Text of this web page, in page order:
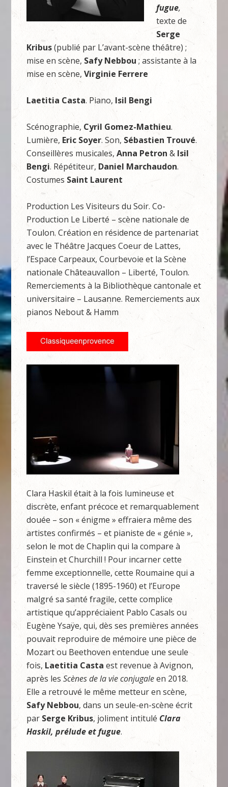
fugue,
texte de
Serge
Kribus(publié par L’avant-scène théâtre) ;
mise en scène, Safy Nebbou ; assistante à la
mise en scène,Virginie Ferrere
Laetitia Casta. Piano, Isil Bengi
Scénographie, Cyril Gomez-Mathieu.
Lumière, Eric Soyer. Son, Sébastien Trouvé.
Conseillères musicales,Anna Petron & Isil
Bengi. Répétiteur, Daniel Marchaudon.
Costumes Saint Laurent
Production Les Visiteurs du Soir. Co-
Production Le Liberté – scène nationale de
Toulon. Création en résidence de partenariat
avec le Théâtre Jacques Coeur de Lattes,
l’Espace Carpeaux, Courbevoie et la Scène
nationale Châteauvallon – Liberté, Toulon.
Remerciements à la Bibliothèque cantonale et
universitaire – Lausanne. Remerciements aux
pianos Nebout & Hamm
Clara Haskil était à la fois lumineuse et
discrète, enfant précoce et remarquablement
douée – son « énigme » effraiera même des
artistes confirmés – et pianiste de « génie »,
selon le mot de Chaplin qui la compare à
Einstein et Churchill ! Pour incarner cette
femme exceptionnelle, cette Roumaine qui a
traversé le siècle (1895-1960) et l’Europe
malgré sa santé fragile, cette complice
artistique qu’appréciaient Pablo Casals ou
Eugène Ysaÿe, qui, dès ses premières années
pouvait reproduire de mémoire une pièce de
Mozart ou Beethoven entendue une seule
fois, Laetitia Casta est revenue à Avignon,
après lesScènes de la vie conjugaleen 2018.
Elle a retrouvé le même metteur en scène,
Safy Nebbou, dans un seule-en-scène écrit
par Serge Kribus, joliment intitulé Clara
Haskil, prélude et fugue.